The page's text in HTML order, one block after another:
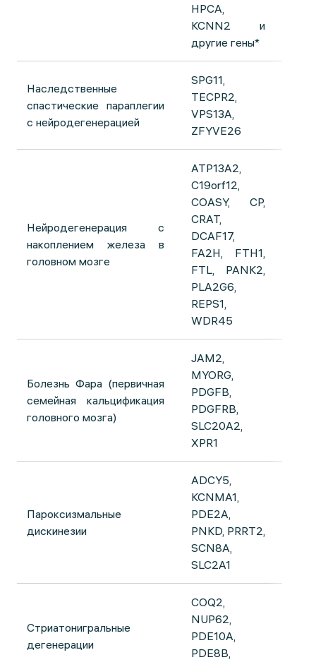
HPCA,
KCNN2 и
другие гены*
Наследственные
спастические параплегии
с нейродегенерацией
SPG11,
TECPR2,
VPS13A,
ZFYVE26
Нейродегенерация с
накоплением железа в
головном мозге
ATP13A2,
C19orf12,
COASY, CP,
CRAT,
DCAF17,
FA2H, FTH1,
FTL, PANK2,
PLA2G6,
REPS1,
WDR45
Болезнь Фара (первичная
семейная кальцификация
головного мозга)
JAM2,
MYORG,
PDGFB,
PDGFRB,
SLC20A2,
XPR1
Пароксизмальные
дискинезии
ADCY5,
KCNMA1,
PDE2A,
PNKD, PRRT2,
SCN8A,
SLC2A1
Стриатонигральные
дегенерации
COQ2,
NUP62,
PDE10A,
PDE8B,